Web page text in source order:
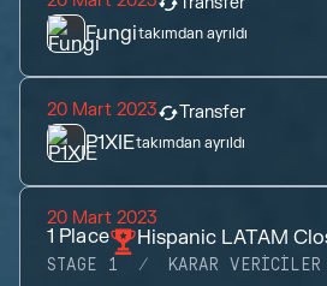
Fungitakımdan ayrıldı
20 Mart 2023 Transfer
P1XIEtakımdan ayrıldı
20 Mart 2023
1 Place Hispanic LATAM
STAGE 1 KARAR VERICILER